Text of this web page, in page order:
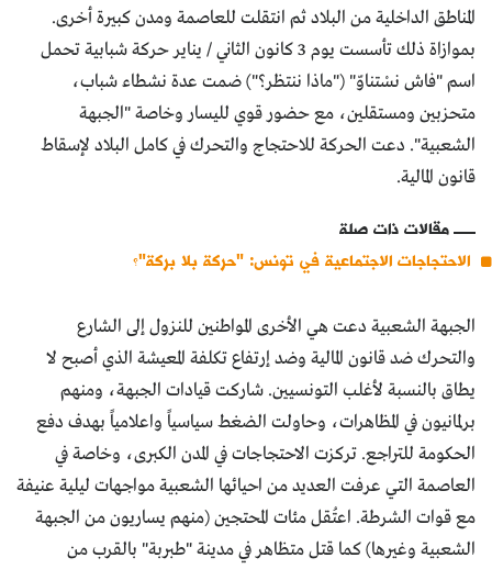
المناطق الداخلية من البلاد ثم انتقلت للعاصمة ومدن كبيرة أخرى.
بموازاة ذلك تأسست يوم 3 كانون الثاني / يناير حركة شبابية تحمل
اسم "فاش نسْتناوّ" ("ماذا ننتظر؟") ضمت عدة نشطاء شباب،
متحزبين ومستقلين، مع حضور قوي لليسار وخاصة "الجبهة
الشعبية". دعت الحركة للاحتجاج والتحرك في كامل البلاد لإسقاط
قانون المالية.
مقالات ذات صلة
الاحتجاجات الاجتماعية في تونس: "حركة بلا بركة"؟
الجبهة الشعبية دعت هي الأخرى المواطنين للنزول إلى الشارع
والتحرك ضد قانون المالية وضد إرتفاع تكلفة المعيشة الذي أصبح لا
يطاق بالنسبة لأغلب التونسيين. شاركت قيادات الجبهة، ومنهم
برلمانيون في المظاهرات، وحاولت الضغط سياسياً واعلامياً بهدف دفع
الحكومة للتراجع. تركزت الاحتجاجات في المدن الكبرى، وخاصة في
العاصمة التي عرفت العديد من احيائها الشعبية مواجهات ليلية عنيفة
مع قوات الشرطة. اعتُقل مئات المحتجين (منهم يساريون من الجبهة
الشعبية وغيرها) كما قتل متظاهر في مدينة "طبربة" بالقرب من